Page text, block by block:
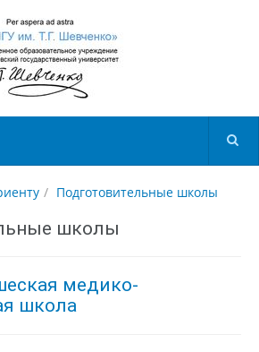
Подготовительные школы
школы
медико-
школа